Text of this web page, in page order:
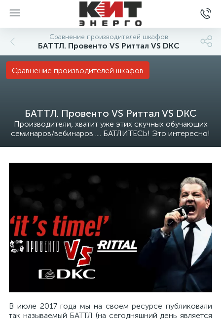
Сравнение производителей шкафов
БАТТЛ. Провенто VS Риттал VS DKC
БАТТЛ. Провенто VS Риттал VS DKC
Производители, хватит уже этих скучных обучающих
семинаров/вебинаров .... БАТЛИТЕСЬ! Это интересно!
Сравнение производителей шкафов
В июле 2017 года мы на своем ресурсе публиковали
так называемый БАТТЛ (на сегодняшний день является